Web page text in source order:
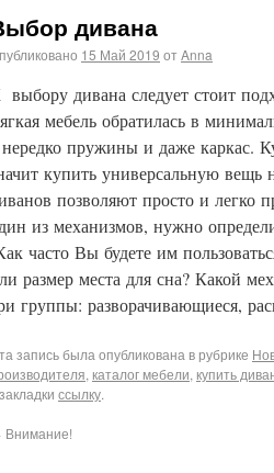
дивана
15 Май 2019 отAnna
выбору дивана следует стоит
мебель обратилась в
нередко пружины и даже каркас.
купить универсальную вещь
позволяют просто и легко
из механизмов, нужно
часто Вы будете им
размер места для сна? Какой
группы: разворачивающиеся,
запись была опубликована в рубрике
, каталог мебели, купить
ссылку.
Внимание!